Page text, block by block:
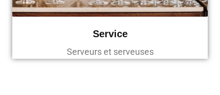
Service
Serveurs et serveuses